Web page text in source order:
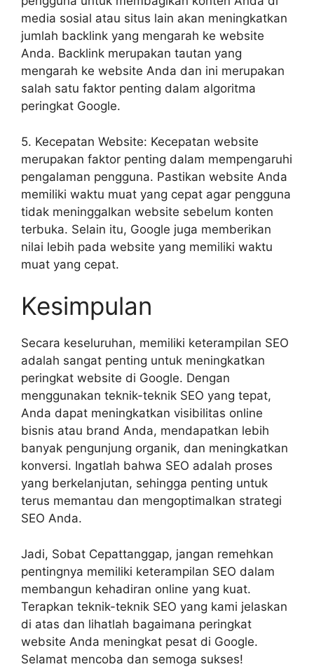
media sosial atau situs lain akan meningkatkan
jumlah backlink yang mengarah ke website
Anda. Backlink merupakan tautan yang
mengarah ke website Anda dan ini merupakan
salah satu faktor penting dalam algoritma
peringkat Google.
5. Kecepatan Website: Kecepatan website
merupakan faktor penting dalam mempengaruhi
pengalaman pengguna. Pastikan website Anda
memiliki waktu muat yang cepat agar pengguna
tidak meninggalkan website sebelum konten
terbuka. Selain itu, Google juga memberikan
nilai lebih pada website yang memiliki waktu
muat yang cepat.
Kesimpulan
Secara keseluruhan, memiliki keterampilan SEO
adalah sangat penting untuk meningkatkan
peringkat website di Google. Dengan
menggunakan teknik-teknik SEO yang tepat,
Anda dapat meningkatkan visibilitas online
bisnis atau brand Anda, mendapatkan lebih
banyak pengunjung organik, dan meningkatkan
konversi. Ingatlah bahwa SEO adalah proses
yang berkelanjutan, sehingga penting untuk
terus memantau dan mengoptimalkan strategi
SEO Anda.
Jadi, Sobat Cepattanggap, jangan remehkan
pentingnya memiliki keterampilan SEO dalam
membangun kehadiran online yang kuat.
Terapkan teknik-teknik SEO yang kami jelaskan
di atas dan lihatlah bagaimana peringkat
website Anda meningkat pesat di Google.
Selamat mencoba dan semoga sukses!